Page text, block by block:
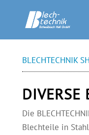
BLECHTECHNIK
DIVERSE
Die
Blechteile in